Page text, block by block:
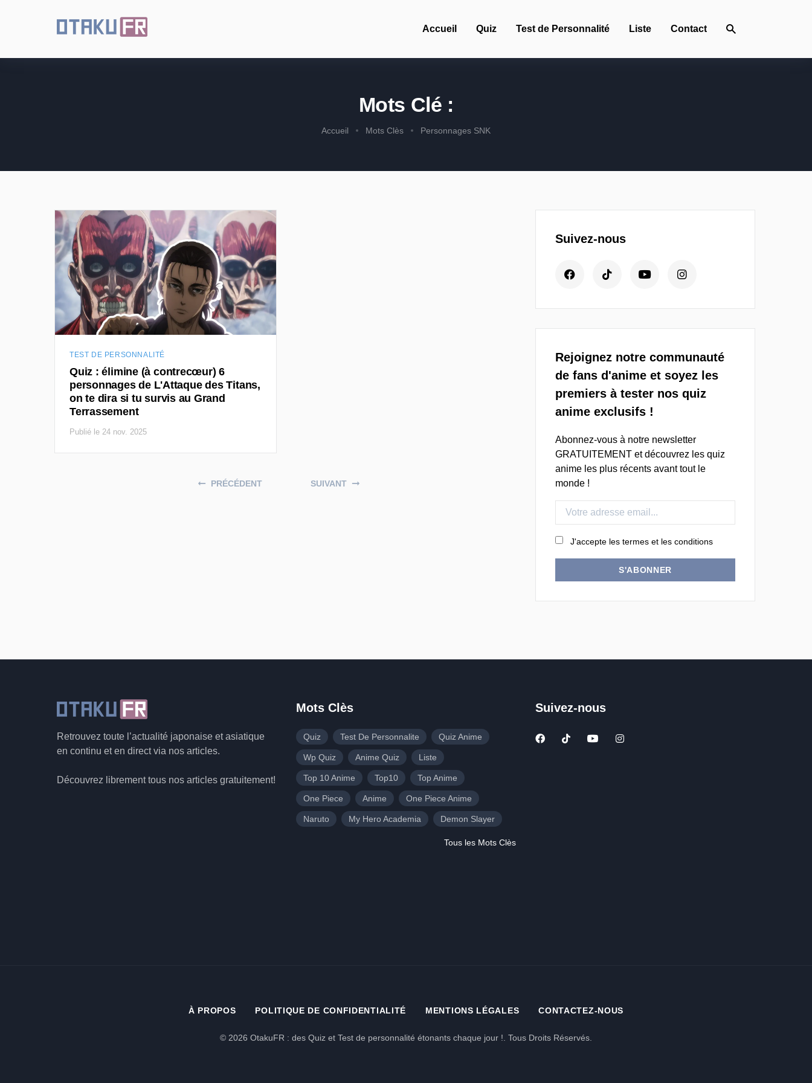
Accueil Quiz Test de Personnalité Liste Contact
Mots Clé :
Accueil Mots Clès Personnages SNK
TEST DE PERSONNALITÉ
Quiz : élimine (à contrecœur) 6
personnages de L'Attaque des Titans,
on te dira si tu survis au Grand
Terrassement
Publié le 24 nov. 2025
PRÉCÉDENT SUIVANT
Suivez-nous
Rejoignez notre communauté
de fans d'anime et soyez les
premiers à tester nos quiz
anime exclusifs !
Abonnez-vous à notre newsletter
GRATUITEMENT et découvrez les quiz
anime les plus récents avant tout le
monde !
J'accepte les termes et les conditions
S'ABONNER
Retrouvez toute l’actualité japonaise et asiatique
en continu et en direct via nos articles.
Découvrez librement tous nos articles gratuitement!
Mots Clès
Quiz Test De Personnalite Quiz Anime
Wp Quiz Anime Quiz Liste
Top 10 Anime Top10 Top Anime
One Piece Anime One Piece Anime
Naruto My Hero Academia Demon Slayer
Tous les Mots Clès
Suivez-nous
À PROPOS POLITIQUE DE CONFIDENTIALITÉ MENTIONS LÉGALES CONTACTEZ-NOUS
© 2026 OtakuFR : des Quiz et Test de personnalité étonants chaque jour !. Tous Droits Réservés.